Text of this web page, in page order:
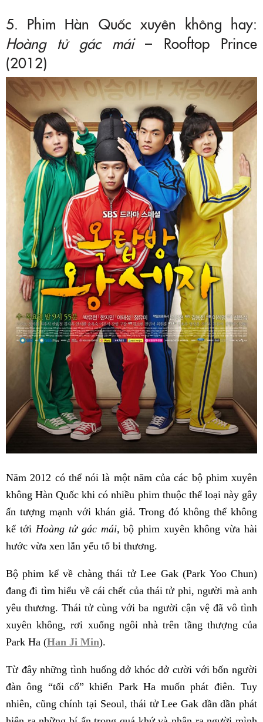
5. Phim Hàn Quốc xuyên không hay:
Hoàng tử gác mái– Rooftop Prince
(2012)
Năm 2012 có thể nói là một năm của các bộ phim xuyên
không Hàn Quốc khi có nhiều phim thuộc thể loại này gây
ấn tượng mạnh với khán giả. Trong đó không thể không
kể tới Hoàng tử gác mái, bộ phim xuyên không vừa hài
hước vừa xen lẫn yếu tố bi thương.
Bộ phim kể về chàng thái tử Lee Gak (Park Yoo Chun)
đang đi tìm hiểu về cái chết của thái tử phi, người mà anh
yêu thương. Thái tử cùng với ba người cận vệ đã vô tình
xuyên không, rơi xuống ngôi nhà trên tầng thượng của
Park Ha (Han Ji Min).
Từ đây những tình huống dở khóc dở cười với bốn người
đàn ông “tối cổ” khiến Park Ha muốn phát điên. Tuy
nhiên, cũng chính tại Seoul, thái tử Lee Gak dần dần phát